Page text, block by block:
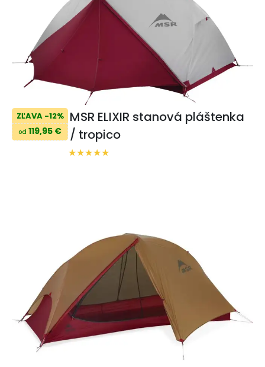
ZĽAVA -12%
od 119,95 €
MSR ELIXIR stanová pláštenka
/ tropico